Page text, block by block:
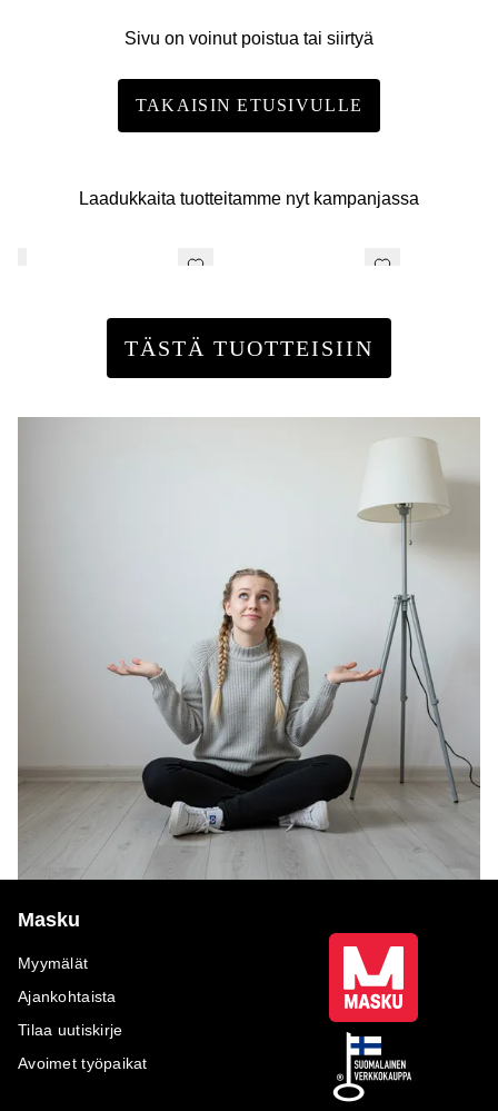
Sivu on voinut poistua tai siirtyä
TAKAISIN ETUSIVULLE
Laadukkaita tuotteitamme nyt kampanjassa
TÄSTÄ TUOTTEISIIN
Masku
Myymälät
Ajankohtaista
Tilaa uutiskirje
Avoimet työpaikat